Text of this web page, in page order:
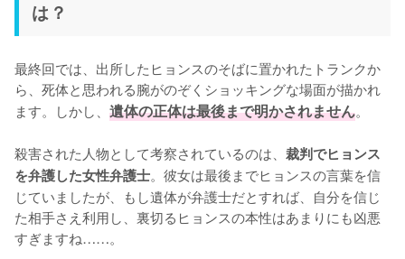
は？
最終回では、出所したヒョンスのそばに置かれたトランクか
ら、死体と思われる腕がのぞくショッキングな場面が描かれ
ます。しかし、 遺体の正体は最後まで明かされません。
殺害された人物として考察されているのは、 裁判でヒョンス
を弁護した女性弁護士。彼女は最後までヒョンスの言葉を信
じていましたが、もし遺体が弁護士だとすれば、自分を信じ
た相手さえ利用し、裏切るヒョンスの本性はあまりにも凶悪
すぎますね……。